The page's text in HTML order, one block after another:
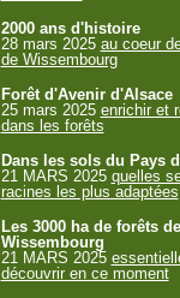
2000 ans d'histoire
28 mars 2025 au coeur
de Wissembourg
Forêt d'Avenir d'Alsace
25 mars 2025 enrichir et
dans les forêts
Dans les sols du Pays
21 MARS 2025 quelles
racines les plus adaptées
Les 3000 ha de forêts de
Wissembourg
21 MARS 2025
découvrir en ce moment